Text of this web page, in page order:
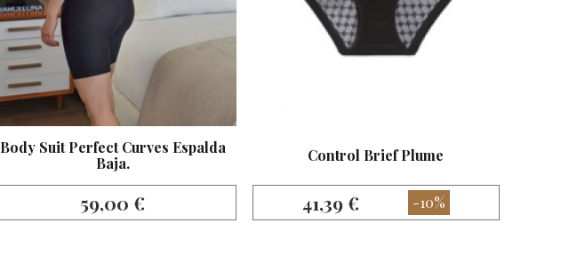
Body Suit Perfect Curves Espalda
Baja.
59,00 €
Control Brief Plume
41,39 € -10%